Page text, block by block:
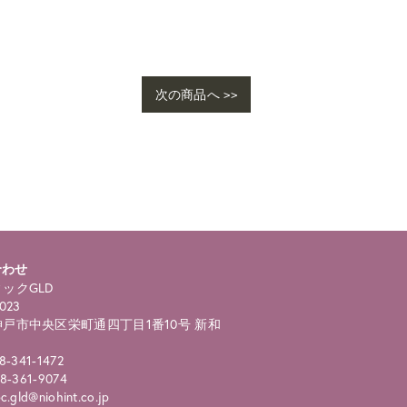
次の商品へ >>
せ
クGLD
市中央区栄町通四丁目1番10号 新和
341-1472
361-9074